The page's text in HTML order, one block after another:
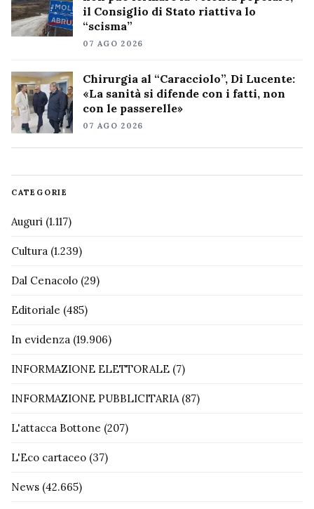
il Consiglio di Stato riattiva lo
“scisma”
07 AGO 2026
Chirurgia al “Caracciolo”, Di Lucente:
«La sanità si difende con i fatti, non
con le passerelle»
07 AGO 2026
CATEGORIE
Auguri (1.117)
Cultura (1.239)
Dal Cenacolo (29)
Editoriale (485)
In evidenza (19.906)
INFORMAZIONE ELETTORALE (7)
INFORMAZIONE PUBBLICITARIA(87)
L'attacca Bottone (207)
L'Eco cartaceo (37)
News (42.665)